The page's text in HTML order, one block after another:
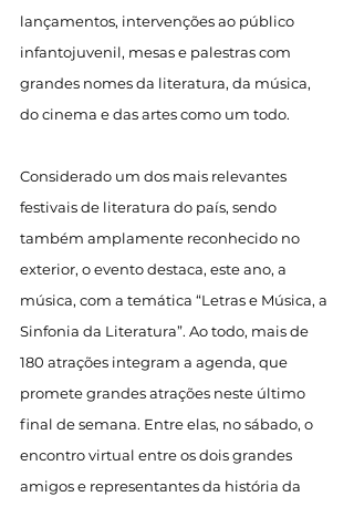
lançamentos, intervenções ao público
infantojuvenil, mesas e palestras com
grandes nomes da literatura, da música,
do cinema e das artes como um todo.
Considerado um dos mais relevantes
festivais de literatura do país, sendo
também amplamente reconhecido no
exterior, o evento destaca, este ano, a
música, com a temática “Letras e Música, a
Sinfonia da Literatura”. Ao todo, mais de
180 atrações integram a agenda, que
promete grandes atrações neste último
final de semana. Entre elas, no sábado, o
encontro virtual entre os dois grandes
amigos e representantes da história da